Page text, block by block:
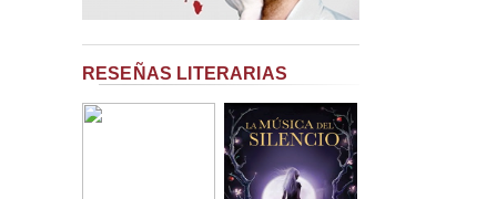
RESEÑAS LITERARIAS